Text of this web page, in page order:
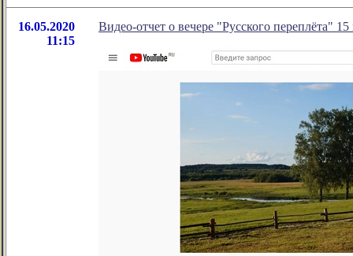
16.05.2020
11:15
Видео-отчет о вечере "Русского переплёта" 15